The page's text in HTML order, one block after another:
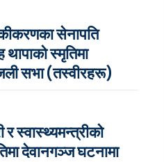
सेनापति
स्मृतिमा
सभा (तस्वीरहरू)
र स्वास्थ्यमन्त्रीको
देवानगञ्ज घटनामा